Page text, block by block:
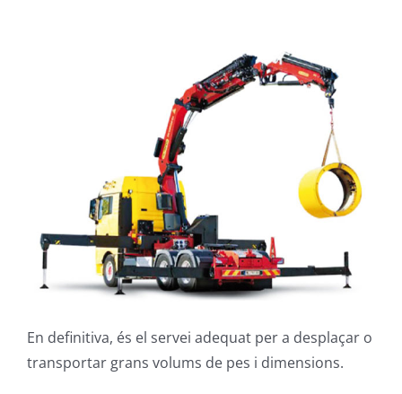
En definitiva, és el servei adequat per a desplaçar o
transportar grans volums de pes i dimensions.